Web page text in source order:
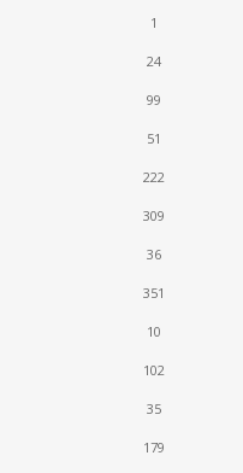
1
24
99
51
222
309
36
351
10
102
35
179